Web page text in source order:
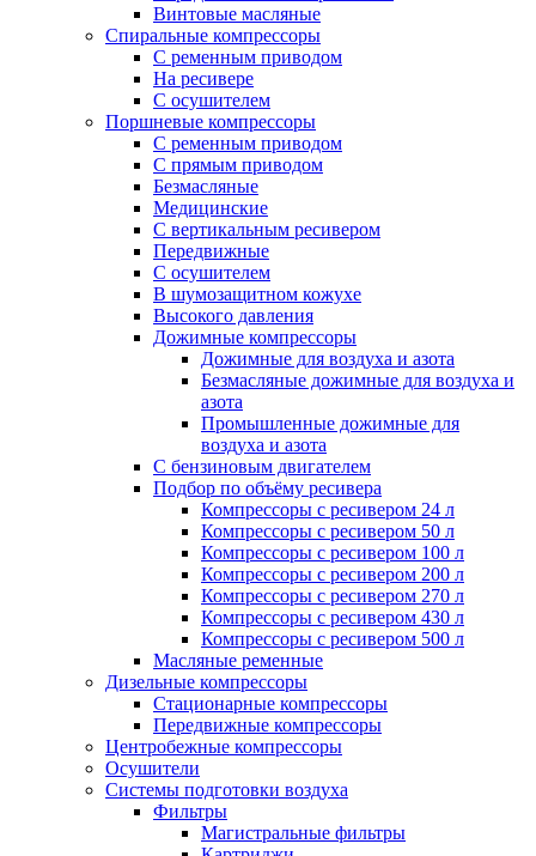
Винтовые масляные
Спиральные компрессоры
С ременным приводом
На ресивере
С осушителем
Поршневые компрессоры
С ременным приводом
С прямым приводом
Безмасляные
Медицинские
С вертикальным ресивером
Передвижные
С осушителем
В шумозащитном кожухе
Высокого давления
Дожимные компрессоры
Дожимные для воздуха и азота
Безмасляные дожимные для воздуха и
азота
Промышленные дожимные для
воздуха и азота
С бензиновым двигателем
Подбор по объёму ресивера
Компрессоры с ресивером 24 л
Компрессоры с ресивером 50 л
Компрессоры с ресивером 100 л
Компрессоры с ресивером 200 л
Компрессоры с ресивером 270 л
Компрессоры с ресивером 430 л
Компрессоры с ресивером 500 л
Масляные ременные
Дизельные компрессоры
Стационарные компрессоры
Передвижные компрессоры
Центробежные компрессоры
Осушители
Системы подготовки воздуха
Фильтры
Магистральные фильтры